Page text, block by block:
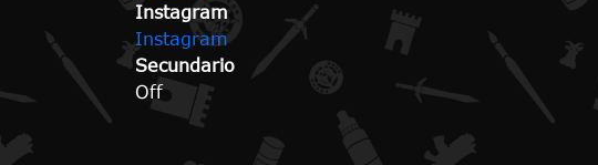
Instagram
Instagram
Secundario
Off